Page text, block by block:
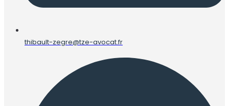
thibault-zegre@tze-avocat.fr